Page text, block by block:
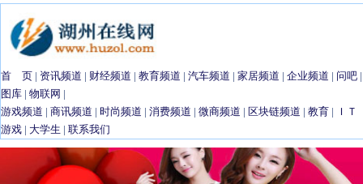
首 页 | 资讯频道 | 财经频道 | 教育频道 | 汽车频道 | 家居频道 | 企业频道 | 问吧 |
图库 | 物联网 |
游戏频道 | 商讯频道 | 时尚频道 | 消费频道 | 微商频道 | 区块链频道 | 教育 |
ＩＴ
游戏 | 大学生 | 联系我们